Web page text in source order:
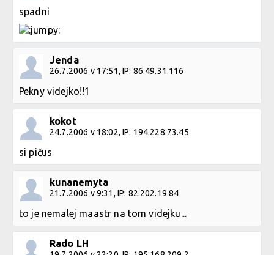
spadni
Jenda
26.7.2006 v 17:51, IP: 86.49.31.116
Pekny videjko!!1
kokot
24.7.2006 v 18:02, IP: 194.228.73.45
si pičus
kunanemyta
21.7.2006 v 9:31, IP: 82.202.19.84
to je nemalej maastr na tom videjku...
Rado LH